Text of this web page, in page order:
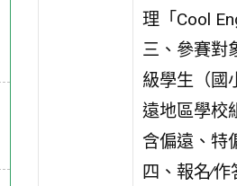
理「Cool
三、參賽對
級學生（國
遠地區學校
含偏遠、特
四、報名∕